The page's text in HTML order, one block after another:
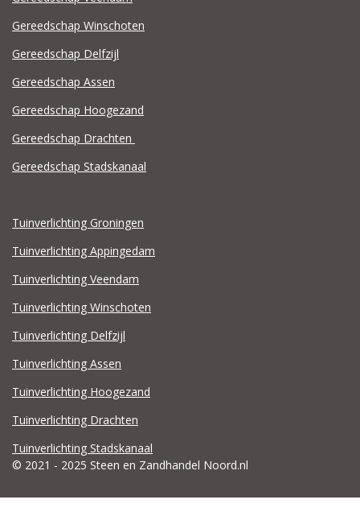
Gereedschap Winschoten
Gereedschap Delfzijl
Gereedschap Assen
Gereedschap Hoogezand
Gereedschap Drachten
Gereedschap Stadskanaal
Tuinverlichting Groningen
Tuinverlichting Appingedam
Tuinverlichting Veendam
Tuinverlichting Winschoten
Tuinverlichting Delfzijl
Tuinverlichting Assen
Tuinverlichting Hoogezand
Tuinverlichting Drachten
Tuinverlichting Stadskanaal
© 2021 - 2025 Steen en Zandhandel Noord.nl